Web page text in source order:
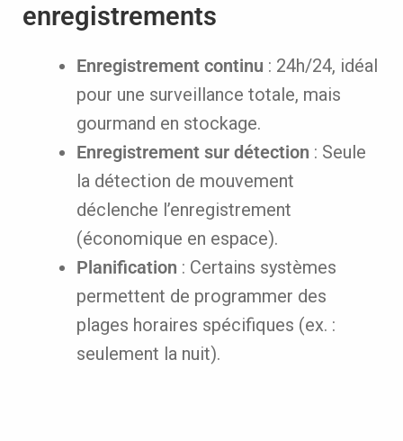
enregistrements
Enregistrement continu : 24h/24, idéal
pour une surveillance totale, mais
gourmand en stockage.
Enregistrement sur détection : Seule
la détection de mouvement
déclenche l’enregistrement
(économique en espace).
Planification : Certains systèmes
permettent de programmer des
plages horaires spécifiques (ex. :
seulement la nuit).